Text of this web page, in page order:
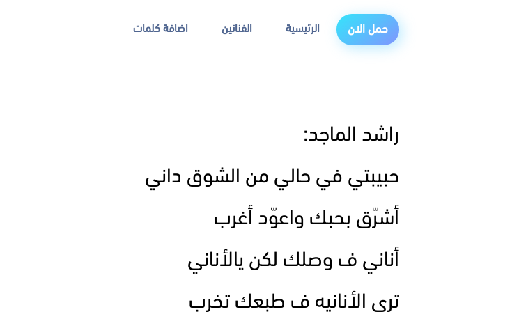
حمل الان الرئيسية الفنانين اضافة كلمات
راشد الماجد:
حبيبتي في حالي من الشوق داني
أشرّق بحبك واعوّد أغرب
أناني ف وصلك لكن يالأناني
ترى الأنانيه ف طبعك تخرب